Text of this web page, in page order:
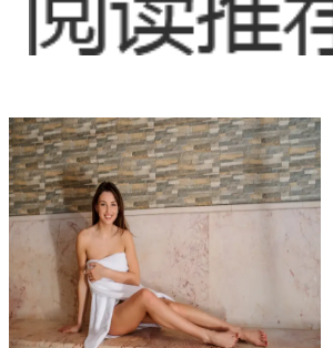
青莲体验
道站养生会所
一体的旅游胜